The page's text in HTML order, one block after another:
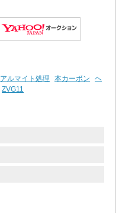
アルマイト処理 本カーボン
ヘ
ZVG11